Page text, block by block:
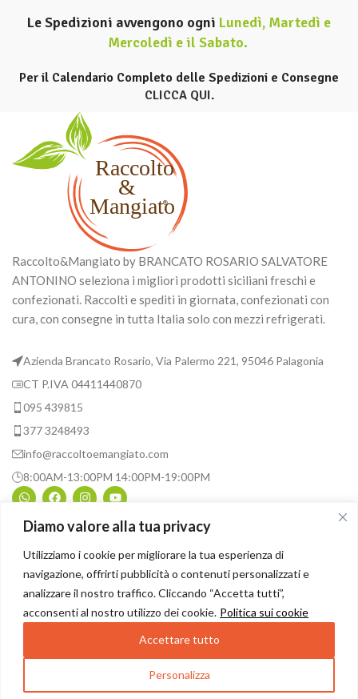
Diamo valore alla tua privacy
Utilizziamo i cookie per migliorare la tua esperienza di
navigazione, offrirti pubblicità o contenuti personalizzati e
analizzare il nostro traffico. Cliccando “Accetta tutti”,
acconsenti al nostro utilizzo dei cookie. Politica sui cookie
Personalizza
Accettare tutto
Le Spedizioni avvengono ogni Lunedì, Martedì e
Mercoledì e il Sabato.
Per il Calendario Completo delle Spedizioni e Consegne
CLICCA QUI.
Raccolto&Mangiato by BRANCATO ROSARIO SALVATORE
ANTONINO seleziona i migliori prodotti siciliani freschi e
confezionati. Raccolti e spediti in giornata, confezionati con
cura, con consegne in tutta Italia solo con mezzi refrigerati.
Azienda Brancato Rosario, Via Palermo 221, 95046 Palagonia
CT P.IVA 04411440870
095 439815
377 3248493
info@raccoltoemangiato.com
8:00AM-13:00PM 14:00PM-19:00PM
ASSISTENZA
© 2026Raccolto e Mangiato. All rights reserved
dei desideri
Cart
Il mio profilo